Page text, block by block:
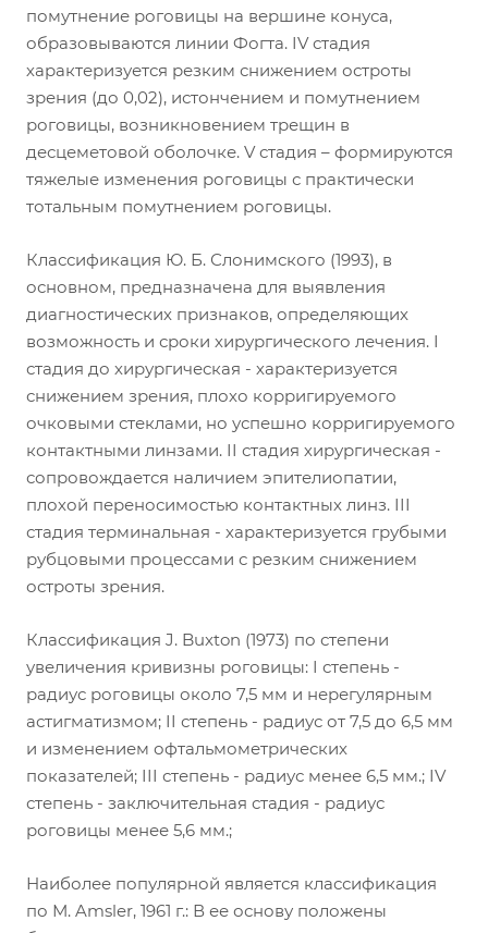
помутнение роговицы на вершине конуса,
образовываются линии Фогта. IV стадия
характеризуется резким снижением остроты
зрения (до 0,02), истончением и помутнением
роговицы, возникновением трещин в
десцеметовой оболочке. V стадия – формируются
тяжелые изменения роговицы с практически
тотальным помутнением роговицы.
Классификация Ю. Б. Слонимского (1993), в
основном, предназначена для выявления
диагностических признаков, определяющих
возможность и сроки хирургического лечения. I
стадия до хирургическая - характеризуется
снижением зрения, плохо корригируемого
очковыми стеклами, но успешно корригируемого
контактными линзами. II стадия хирургическая -
сопровождается наличием эпителиопатии,
плохой переносимостью контактных линз. III
стадия терминальная - характеризуется грубыми
рубцовыми процессами с резким снижением
остроты зрения.
Классификация J. Buxton (1973) по степени
увеличения кривизны роговицы: I степень -
радиус роговицы около 7,5 мм и нерегулярным
астигматизмом; II степень - радиус от 7,5 до 6,5 мм
и изменением офтальмометрических
показателей; III степень - радиус менее 6,5 мм.; IV
степень - заключительная стадия - радиус
роговицы менее 5,6 мм.;
Наиболее популярной является классификация
по М. Amsler, 1961 г.: В ее основу положены